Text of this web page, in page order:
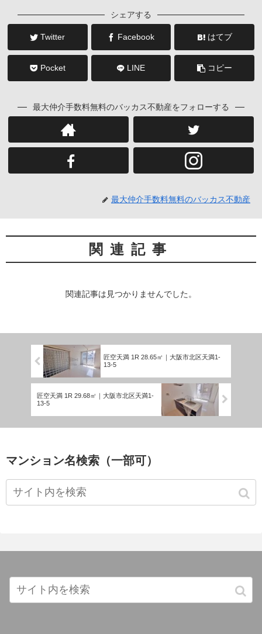
シェアする
Twitter Facebook はてブ
Pocket LINE コピー
最大仲介手数料無料のバッカス不動産をフォローする
最大仲介手数料無料のバッカス不動産
関連記事
関連記事は見つかりませんでした。
匠空天満 1R 28.65㎡｜大阪市北区天満1-
13-5
匠空天満 1R 29.68㎡｜大阪市北区天満1-
13-5
マンション名検索（一部可）